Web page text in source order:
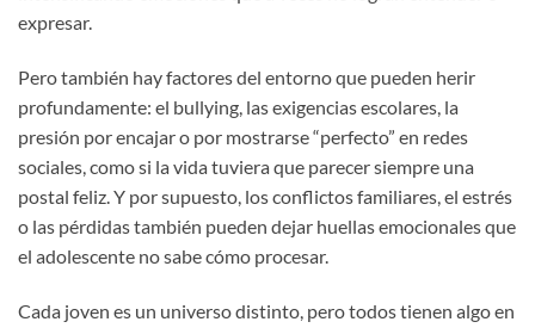
expresar.
Pero también hay factores del entorno que pueden herir
profundamente: el bullying, las exigencias escolares, la
presión por encajar o por mostrarse “perfecto” en redes
sociales, como si la vida tuviera que parecer siempre una
postal feliz. Y por supuesto, los conflictos familiares, el estrés
o las pérdidas también pueden dejar huellas emocionales que
el adolescente no sabe cómo procesar.
Cada joven es un universo distinto, pero todos tienen algo en